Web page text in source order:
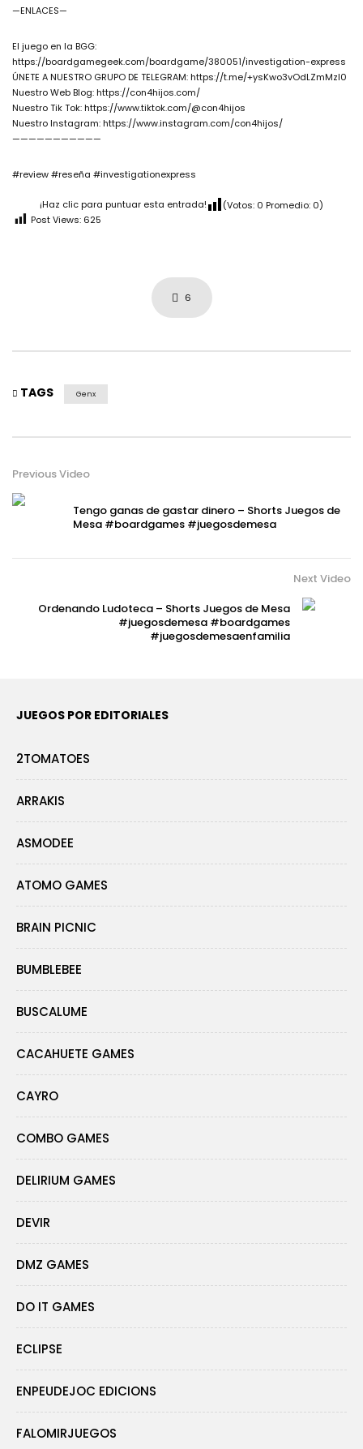
—ENLACES—
El juego en la BGG:
https://boardgamegeek.com/boardgame/380051/investigation-express
ÚNETE A NUESTRO GRUPO DE TELEGRAM: https://t.me/+ysKwo3vOdLZmMzI0
Nuestro Web Blog: https://con4hijos.com/
Nuestro Tik Tok: https://www.tiktok.com/@con4hijos
Nuestro Instagram: https://www.instagram.com/con4hijos/
———————————
#review #reseña #investigationexpress
¡Haz clic para puntuar esta entrada! (Votos: 0 Promedio: 0)
Post Views: 625
6
TAGS Genx
Previous Video
Tengo ganas de gastar dinero – Shorts Juegos de
Mesa #boardgames #juegosdemesa
Next Video
Ordenando Ludoteca – Shorts Juegos de Mesa
#juegosdemesa #boardgames
#juegosdemesaenfamilia
JUEGOS POR EDITORIALES
2TOMATOES
ARRAKIS
ASMODEE
ATOMO GAMES
BRAIN PICNIC
BUMBLEBEE
BUSCALUME
CACAHUETE GAMES
CAYRO
COMBO GAMES
DELIRIUM GAMES
DEVIR
DMZ GAMES
DO IT GAMES
ECLIPSE
ENPEUDEJOC EDICIONS
FALOMIRJUEGOS